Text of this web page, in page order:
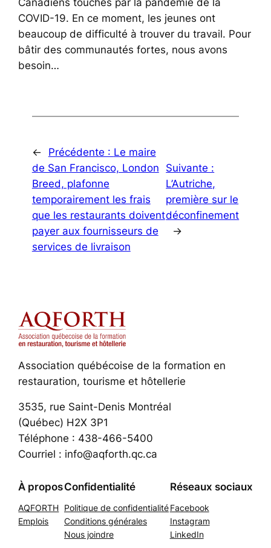
COVID-19. En ce moment, les jeunes ont
beaucoup de difficulté à trouver du travail. Pour
bâtir des communautés fortes, nous avons
besoin…
← Précédente : Le maire
de San Francisco, London
Breed, plafonne
temporairement les frais
que les restaurants doivent
payer aux fournisseurs de
services de livraison
Suivante :
L’Autriche,
première sur le
déconfinement
→
Association québécoise de la formation en
restauration, tourisme et hôtellerie
3535, rue Saint-Denis Montréal
(Québec) H2X 3P1
Téléphone : 438-466-5400
Courriel : info@aqforth.qc.ca
À propos
AQFORTH
Emplois
Confidentialité
Politique de confidentialité
Conditions générales
Nous joindre
Réseaux sociaux
Facebook
Instagram
LinkedIn